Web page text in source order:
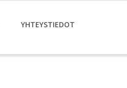
YHTEYSTIEDOT